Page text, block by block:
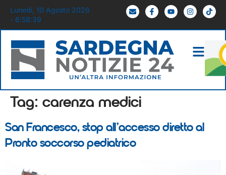
Lunedì, 10 Agosto 2026
- 6:58:39
Tag: carenza medici
San Francesco, stop all’accesso diretto al
Pronto soccorso pediatrico